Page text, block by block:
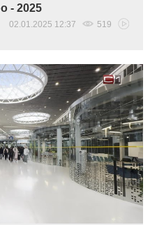
- 2025
02.01.2025 12:37 519